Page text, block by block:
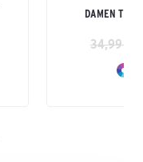
DAMEN
34,99 € *